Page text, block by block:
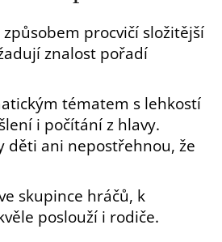
procvičí složitější
znalost pořadí
tématem s lehkostí
i počítání z hlavy.
děti ani nepostřehnou, že
skupince hráčů, k
poslouží i rodiče.
HLEDAT